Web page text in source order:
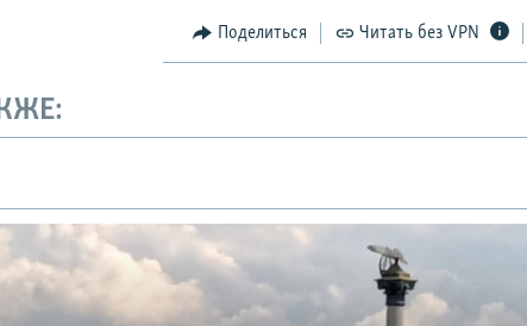
Поделиться Читать без VPN